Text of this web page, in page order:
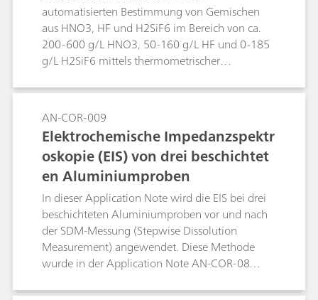
automatisierten Bestimmung von Gemischen
aus HNO3, HF und H2SiF6 im Bereich von ca.
200-600 g/L HNO3, 50-160 g/L HF und 0-185
g/L H2SiF6 mittels thermometrischer
H2SiF6 aus dem Ätzen von Siliziumsubstraten
enthalten, können mit dem 859 Titrotherm in
einer Folge von zwei Bestimmungen analysiert
werden. Die erste Bestimmung beinhaltet eine
direkte Titration mit Standard c(NaOH) = 2
mol/L, gefolgt von einer Rücktitration mit c(HCl)
= 2 mol/L. Diese Bestimmung ergibt den
H2SiF6-Gehalt sowie einen Wert für den
kombinierten (HNO3+HF) Gehalt. Die zweite
Bestimmung besteht aus einer Titration mit
c(Al3+) = 0,5 mol/L zur Bestimmung des HF-
Gehalts. Bei frisch hergestellten Gemischen aus
HNO3 und HF, die kein H2SiF6 enthalten, wird
AN-COR-009
Elektrochemische Impedanzspektr
oskopie (EIS) von drei beschichtet
en Aluminiumproben
In dieser Application Note wird die EIS bei drei
beschichteten Aluminiumproben vor und nach
der SDM-Messung (Stepwise Dissolution
Measurement) angewendet. Diese Methode
wurde in der Application Note AN-COR-08